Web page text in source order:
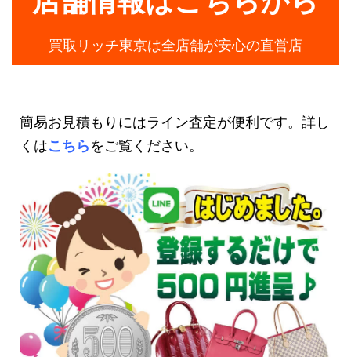
買取リッチ東京は全店舗が安心の直営店
簡易お見積もりにはライン査定が便利です。詳し
くはこちらをご覧ください。